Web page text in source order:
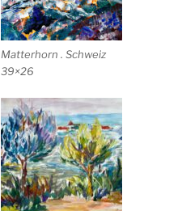
Matterhorn . Schweiz
39×26